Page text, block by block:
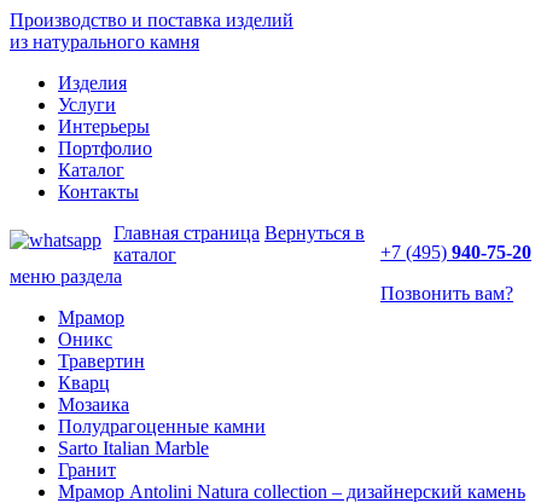
Производство и поставка изделий
из натурального камня
Изделия
Услуги
Интерьеры
Портфолио
Каталог
Контакты
+7 (495) 940-75-20
Позвонить вам?
Главная страница Вернуться в
каталог
меню раздела
Мрамор
Оникс
Травертин
Кварц
Мозаика
Полудрагоценные камни
Sarto Italian Marble
Гранит
Мрамор Antolini Natura collection – дизайнерский камень